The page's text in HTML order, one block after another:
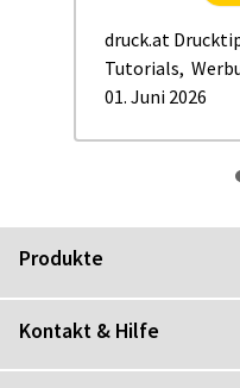
druck.at
Tutorials,
01. Juni 2026
Produkte
Kontakt & Hilfe